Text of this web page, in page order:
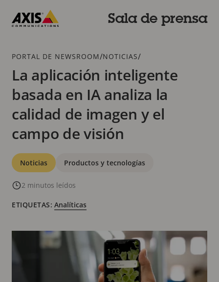
contenido
Sala de prensa
Breadcrumb
PORTAL DE NEWSROOM/NOTICIAS/
La aplicación inteligente
basada en IA analiza la
calidad de imagen y el
campo de visión
Categorías
Noticias Productos y tecnologías
2 minutos leídos
ETIQUETAS: Analíticas